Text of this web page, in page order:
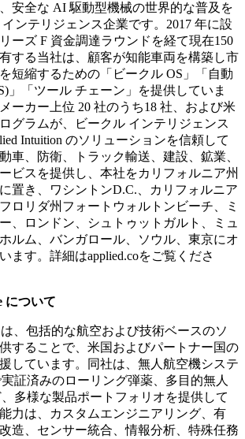
安全な AI 駆動型機械の世界的な普及を
ンテリジェンス企業です。2017 年に設
ーズ F 資金調達ラウンドを経て現在150
する当社は、顧客が知能車両を構築し市
短縮するための「ビークル OS」「自動
」「ツール チェーン」を提供していま
ーカー上位 20 社のうち18 社、および米
グラムが、ビークル インテリジェンス
Intuition のソリューションを信頼して
車、防衛、トラック輸送、建設、鉱業、
ビスを提供し、本社をカリフォルニア州
置き、ワシントンD.C.、カリフォルニア
ロリダ州フォートウォルトンビーチ、ミ
、ロンドン、シュトゥットガルト、ミュ
ルム、バンガロール、ソウル、東京にオ
ます。詳細はapplied.coをご覧くださ
について
は、包括的な航空および技術ベースのソ
することで、米国およびパートナー国の
しています。同社は、無人航空機システ
証済みのローリング弾薬、多目的無人
多様な製品ポートフォリオを提供して
力は、カスタムエンジニアリング、有
造、センサー統合、情報分析、特殊任務